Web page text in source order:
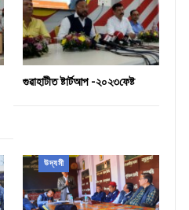
গুৱাহাটীত ষ্টাৰ্টআপ -২০২৩ফেষ্ট
উদ্যমী